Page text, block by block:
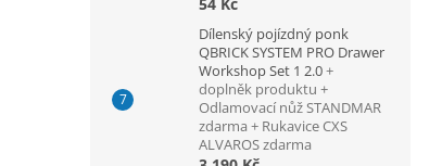
Dílenský pojízdný ponk
QBRICK SYSTEM PRO Drawer
Workshop Set 1 2.0+
doplněk produktu +
Odlamovací nůž STANDMAR
zdarma + Rukavice CXS
ALVAROS zdarma